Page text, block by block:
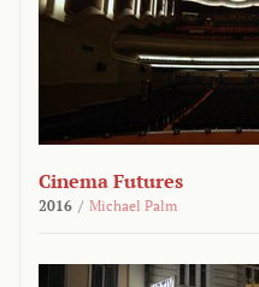
Cinema Futures
2016 / Michael Palm